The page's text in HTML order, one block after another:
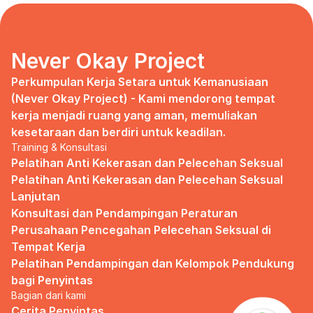
marketing strategy, I uphold myself to fill
that position. I believe I had something to
give, I like designing, and Social Media is
kinda my forte, so I did work on that solo.
Until one day I’ve had enough:
I came to work finding out that they
outsourced a social media analyst (which
conveniently consists of ALL GUYS) to
Don’t get me wrong, I want the best for
the company, but they didn’t even run it
up on me that they’re trying to solve the
marketing problem (that I was unaware
of).
I will never forget the laughs they all
shared in the meeting room, with no vagina
Never Okay Project
Perkumpulan Kerja Setara untuk Kemanusiaan
(Never Okay Project) - Kami mendorong tempat
kerja menjadi ruang yang aman, memuliakan
kesetaraan dan berdiri untuk keadilan.
Training & Konsultasi
Pelatihan Anti Kekerasan dan Pelecehan Seksual
Pelatihan Anti Kekerasan dan Pelecehan Seksual
Lanjutan
Konsultasi dan Pendampingan Peraturan
Perusahaan Pencegahan Pelecehan Seksual di
Tempat Kerja
Pelatihan Pendampingan dan Kelompok Pendukung
bagi Penyintas
Bagian dari kami